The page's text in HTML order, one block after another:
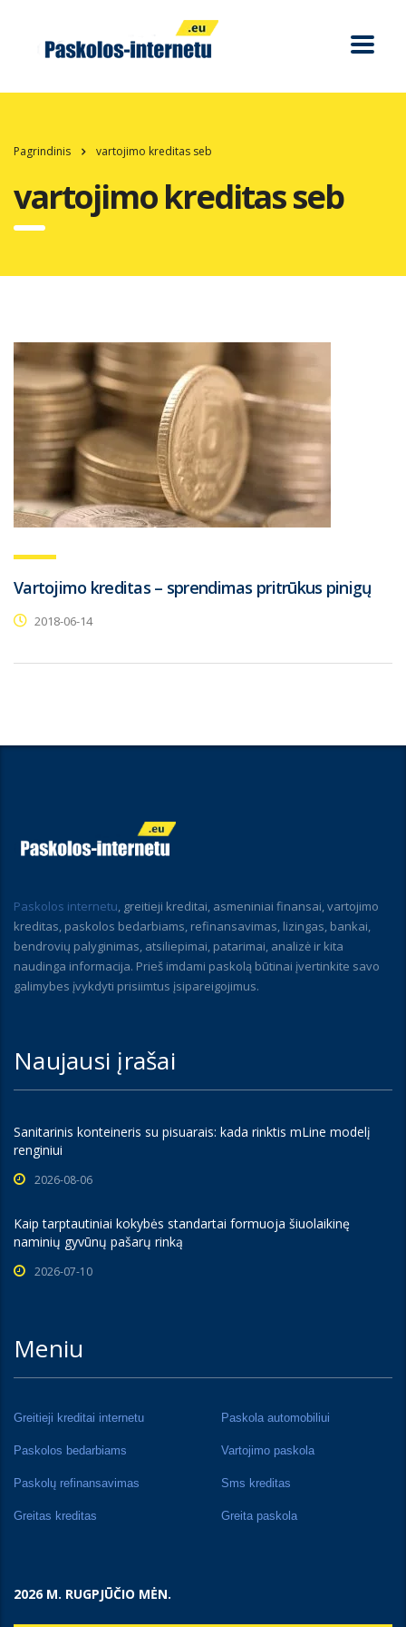
Pagrindinis vartojimo kreditas seb
vartojimo kreditas seb
Vartojimo kreditas – sprendimas pritrūkus pinigų
2018-06-14
Paskolos internetu, greitieji kreditai, asmeniniai finansai, vartojimo
kreditas, paskolos bedarbiams, refinansavimas, lizingas, bankai,
bendrovių palyginimas, atsiliepimai, patarimai, analizė ir kita
naudinga informacija. Prieš imdami paskolą būtinai įvertinkite savo
galimybes įvykdyti prisiimtus įsipareigojimus.
Naujausi įrašai
Sanitarinis konteineris su pisuarais: kada rinktis mLine modelį
renginiui
2026-08-06
Kaip tarptautiniai kokybės standartai formuoja šiuolaikinę
naminių gyvūnų pašarų rinką
2026-07-10
Meniu
Greitieji kreditai internetu Paskola automobiliui
Paskolos bedarbiams Vartojimo paskola
Paskolų refinansavimas Sms kreditas
Greitas kreditas Greita paskola
2026 M. RUGPJŪČIO MĖN.